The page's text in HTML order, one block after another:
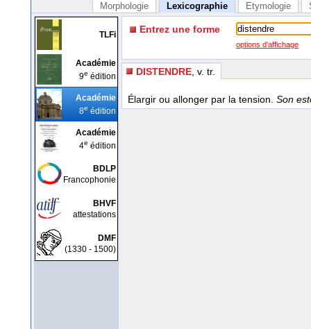
Morphologie Lexicographie Etymologie
TLFi
Académie
9e édition
Académie
8e édition
Académie
4e édition
BDLP
Francophonie
BHVF
attestations
DMF
(1330 - 1500)
Entrez une forme
options d'affichage
DISTENDRE , v. tr.
Élargir ou allonger par la tension. Son